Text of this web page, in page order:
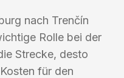
nach Trenčín
Rolle bei der
Strecke, desto
für den